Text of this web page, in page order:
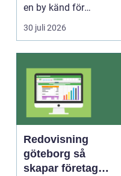
en by känd för
längdskidåkn...
30 juli 2026
Redovisning
göteborg så
skapar företag